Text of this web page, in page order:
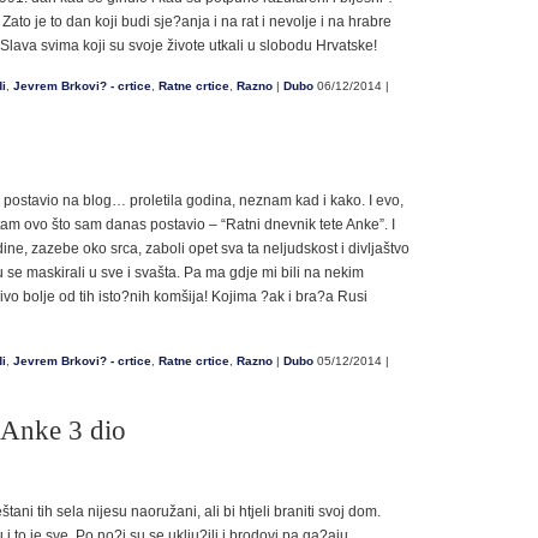
je to dan koji budi sje?anja i na rat i nevolje i na hrabre
svima koji su svoje živote utkali u slobodu Hrvatske!
Jevrem Brkovi? - crtice Ratne crtice Razno | Dubo 06/12/2014 |
na blog… proletila godina, neznam kad i kako. I evo,
ovo što sam danas postavio – “Ratni dnevnik tete Anke”. I
zazebe oko srca, zaboli opet sva ta neljudskost i divljaštvo
maskirali u sve i svašta. Pa ma gdje mi bili na nekim
bolje od tih isto?nih komšija! Kojima ?ak i bra?a Rusi
Jevrem Brkovi? - crtice Ratne crtice Razno | Dubo 05/12/2014 |
3 dio
tih sela nijesu naoružani, ali bi htjeli braniti svoj dom.